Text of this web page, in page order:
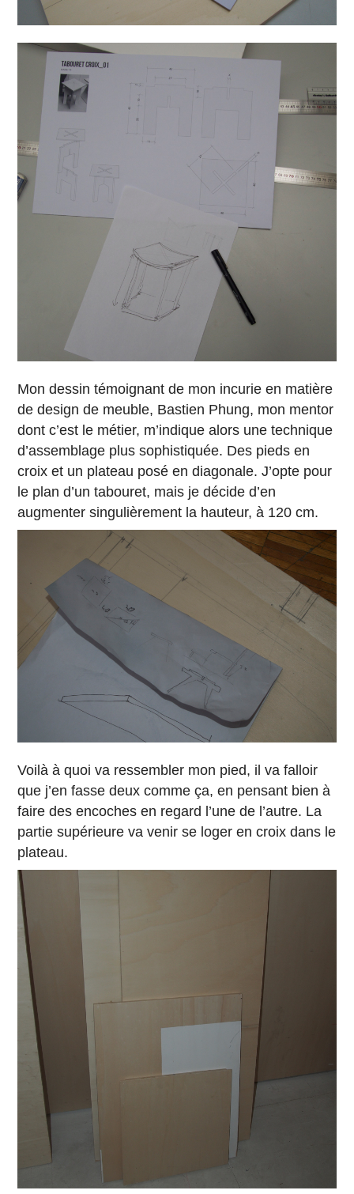
Mon dessin témoignant de mon incurie en matière
de design de meuble, Bastien Phung, mon mentor
dont c’est le métier, m’indique alors une technique
d’assemblage plus sophistiquée. Des pieds en
croix et un plateau posé en diagonale. J’opte pour
le plan d’un tabouret, mais je décide d’en
augmenter singulièrement la hauteur, à 120 cm.
Voilà à quoi va ressembler mon pied, il va falloir
que j’en fasse deux comme ça, en pensant bien à
faire des encoches en regard l’une de l’autre. La
partie supérieure va venir se loger en croix dans le
plateau.